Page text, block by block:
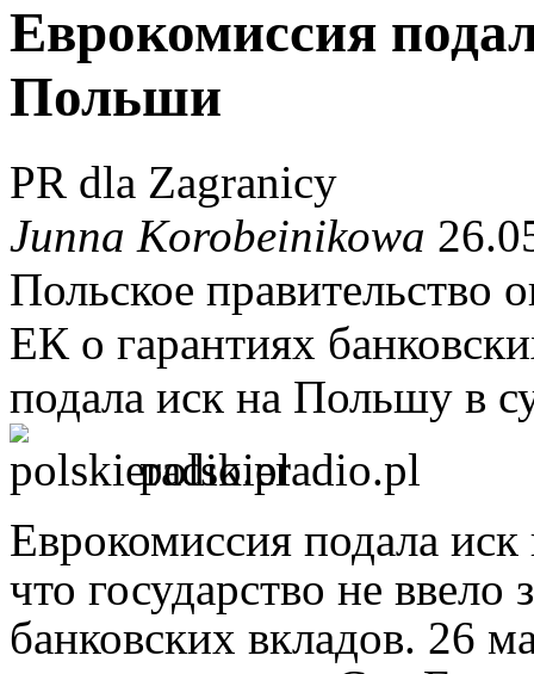
Еврокомиссия
Польши
PR dla Zagranicy
Junna Korobeinikowa
Польское правительство
ЕК о гарантиях
подала иск на Польшу в
polskieradio.pl
Еврокомиссия подала
что государство не
банковских вкладов. 26